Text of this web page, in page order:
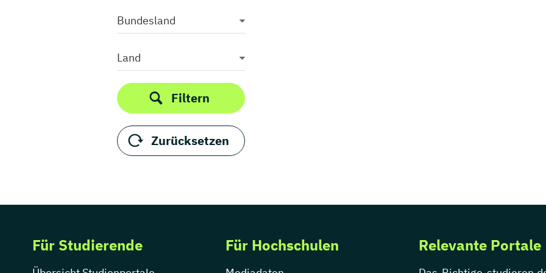
Bundesland
Land
Filtern
Zurücksetzen
Für Studierende Für Hochschulen Relevante Portale